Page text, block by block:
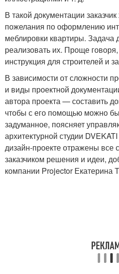
В такой документации
пожелания по оформлению
меблировки квартиры.
реализовать их. Проще
инструкция для строителей и
В зависимости от сложности
и виды проектной
автора проекта — составить
чтобы с его помощью можно
задуманное, поясняет
архитектурной студии
дизайн-проекте отражены все
заказчиком решения и идеи,
компании Projector Екатерина